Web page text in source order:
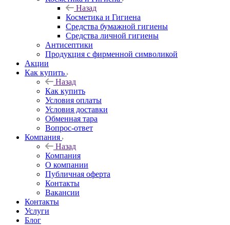
Назад
Косметика и Гигиена
Средства бумажной гигиены
Средства личной гигиены
Антисептики
Продукция с фирменной символикой
Акции
Как купить
Назад
Как купить
Условия оплаты
Условия доставки
Обменная тара
Вопрос-ответ
Компания
Назад
Компания
О компании
Публичная оферта
Контакты
Вакансии
Контакты
Услуги
Блог